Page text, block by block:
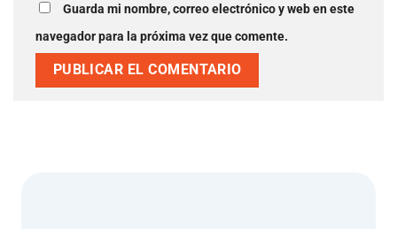
Guarda mi nombre, correo electrónico y web en este
navegador para la próxima vez que comente.